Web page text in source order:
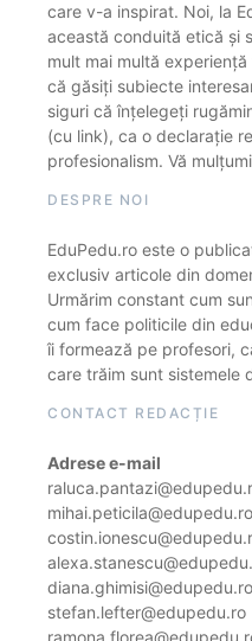
care v-a inspirat. Noi, la
această conduită etică și
mult mai multă
că găsiți subiecte
siguri că înțelegeți
(cu link), ca o declarație
profesionalism. Vă
DESPRE NOI
EduPedu.ro este o
exclusiv articole din
Urmărim constant cum
cum face politicile din
îi formează pe profesori,
care trăim sunt sistemele
CONTACT REDACȚIE
Adrese e-mail
mihai.peticila@edupedu.ro
diana.ghimisi@edupedu.ro
stefan.lefter@edupedu.ro